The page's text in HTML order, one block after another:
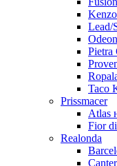
Lead/
Pietra
Taco
Prissmacer
Atlas
Fior
Realonda